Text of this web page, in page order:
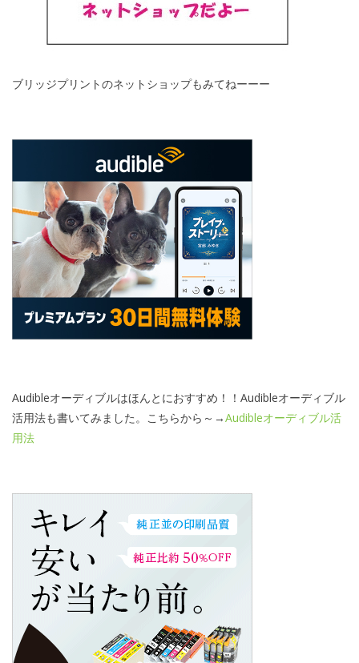
ブリッジプリントのネットショップもみてねーーー
Audibleオーディブルはほんとにおすすめ！！Audibleオーディブル
活用法も書いてみました。こちらから～→Audibleオーディブル活
用法